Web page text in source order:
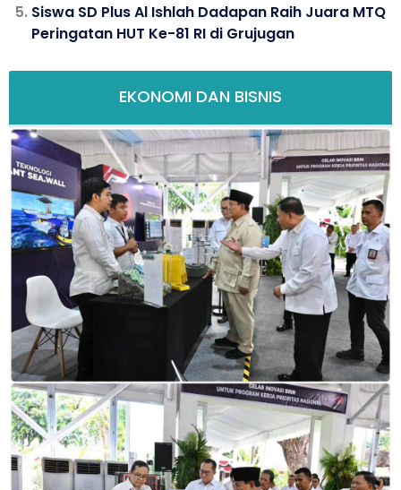
Siswa SD Plus Al Ishlah Dadapan Raih Juara MTQ
Peringatan HUT Ke-81 RI di Grujugan
EKONOMI DAN BISNIS